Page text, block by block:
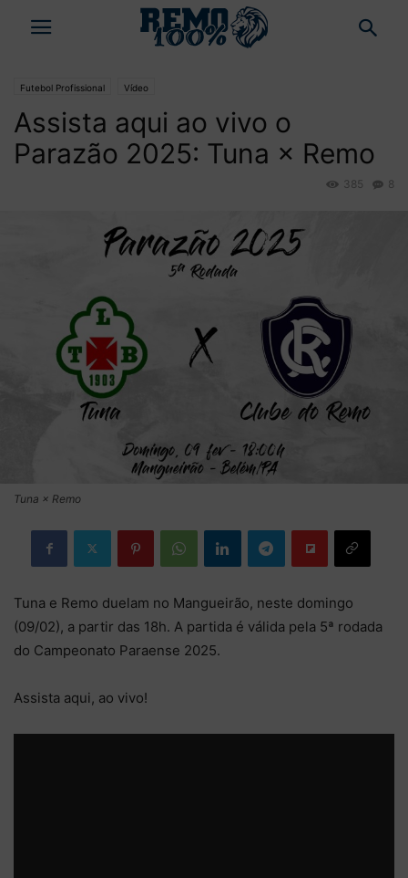
Futebol Profissional Vídeo
Assista aqui ao vivo o
Parazão 2025: Tuna × Remo
8
385
Tuna × Remo
Tuna e Remo duelam no Mangueirão, neste domingo
(09/02), a partir das 18h. A partida é válida pela 5ª rodada
do Campeonato Paraense 2025.
Assista aqui, ao vivo!